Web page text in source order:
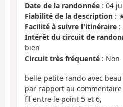
Date de la randonnée : 04
Fiabilité de la description :
Facilité à suivre l'itinéraire
Intérêt du circuit de
bien
Circuit très fréquenté : Non
belle petite rando avec
par rapport au
fil entre le point 5 et 6,